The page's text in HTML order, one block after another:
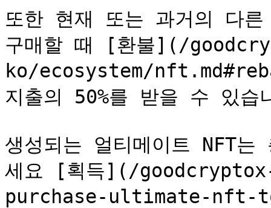
또한 현재 또는 과거의 다
구매할 때 [환불](/
ko/ecosystem/
지출의 50%를 받을 수 있습
생성되는 얼티메이트 NFT
세요 [획득](/
purchase-ultimate-nft-